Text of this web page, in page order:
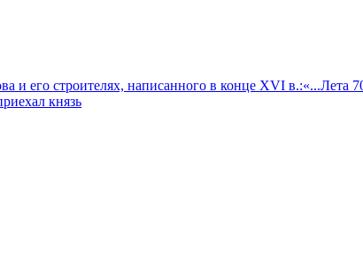
и его строителях, написанного в конце XVI
князь